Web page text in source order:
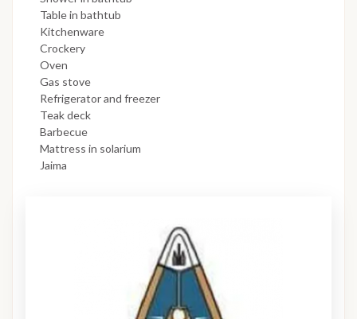
Table in bathtub
Kitchenware
Crockery
Oven
Gas stove
Refrigerator and freezer
Teak deck
Barbecue
Mattress in solarium
Jaima